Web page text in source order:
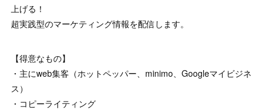
上げる！
超実践型のマーケティング情報を配信します。
【得意なもの】
・主にweb集客（ホットペッパー、minimo、Googleマイビジネ
ス）
・コピーライティング